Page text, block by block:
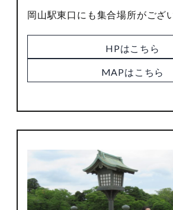
岡山駅東口にも集合場所がござ
HPはこちら
MAPはこちら